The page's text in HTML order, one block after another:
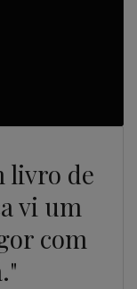
livro de
vi um
com